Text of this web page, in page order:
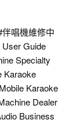
伴唱機維修中
Guide
Specialty
Karaoke
Karaoke
Dealer
Business